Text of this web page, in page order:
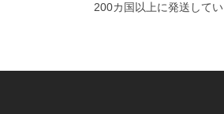
200カ国以上に発送して